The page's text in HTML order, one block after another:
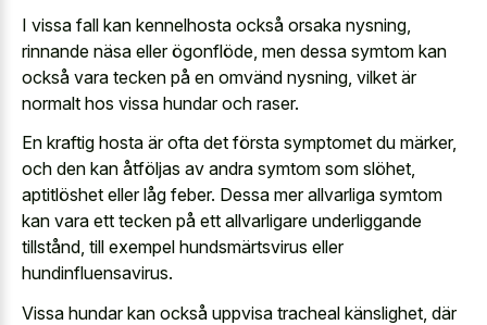
I vissa fall kan kennelhosta också orsaka nysning,
rinnande näsa eller ögonflöde, men dessa symtom kan
också vara tecken på en omvänd nysning, vilket är
normalt hos vissa hundar och raser.
En kraftig hosta är ofta det första symptomet du märker,
och den kan åtföljas av andra symtom som slöhet,
aptitlöshet eller låg feber. Dessa mer allvarliga symtom
kan vara ett tecken på ett allvarligare underliggande
tillstånd, till exempel hundsmärtsvirus eller
hundinfluensavirus.
Vissa hundar kan också uppvisa tracheal känslighet, där